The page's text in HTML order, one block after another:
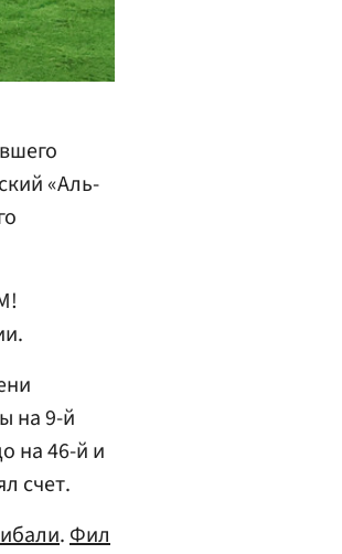
«Аль-
на 9-й
на 46-й и
счет.
.Фил